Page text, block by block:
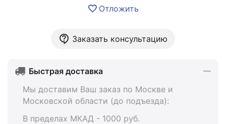
Отложить
Заказать консультацию
Быстрая доставка
Мы доставим Ваш заказ по Москве и
Московской области (до подъезда):
В пределах МКАД - 1000 руб.